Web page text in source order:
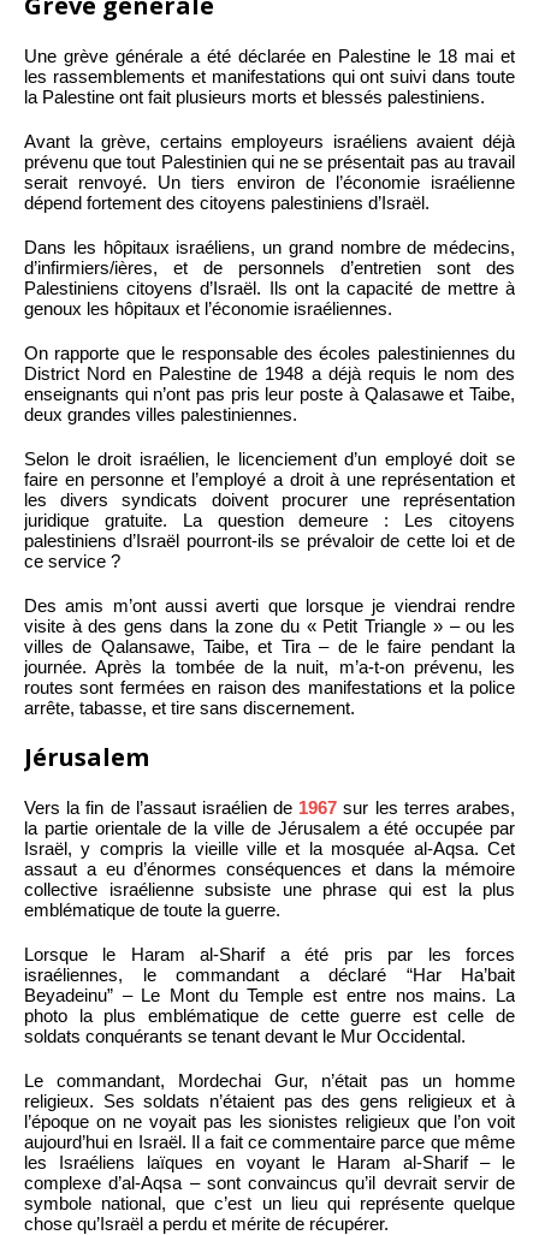
Une grève générale a été déclarée en Palestine le 18 mai et
les rassemblements et manifestations qui ont suivi dans toute
la Palestine ont fait plusieurs morts et blessés palestiniens.
Avant la grève, certains employeurs israéliens avaient déjà
prévenu que tout Palestinien qui ne se présentait pas au travail
serait renvoyé. Un tiers environ de l’économie israélienne
dépend fortement des citoyens palestiniens d’Israël.
Dans les hôpitaux israéliens, un grand nombre de médecins,
d’infirmiers/ières, et de personnels d’entretien sont des
Palestiniens citoyens d’Israël. Ils ont la capacité de mettre à
genoux les hôpitaux et l’économie israéliennes.
On rapporte que le responsable des écoles palestiniennes du
District Nord en Palestine de 1948 a déjà requis le nom des
enseignants qui n’ont pas pris leur poste à Qalasawe et Taibe,
deux grandes villes palestiniennes.
Selon le droit israélien, le licenciement d’un employé doit se
faire en personne et l’employé a droit à une représentation et
les divers syndicats doivent procurer une représentation
juridique gratuite. La question demeure : Les citoyens
palestiniens d’Israël pourront-ils se prévaloir de cette loi et de
ce service ?
Des amis m’ont aussi averti que lorsque je viendrai rendre
visite à des gens dans la zone du « Petit Triangle » – ou les
villes de Qalansawe, Taibe, et Tira – de le faire pendant la
journée. Après la tombée de la nuit, m’a-t-on prévenu, les
routes sont fermées en raison des manifestations et la police
arrête, tabasse, et tire sans discernement.
Jérusalem
Vers la fin de l’assaut israélien de 1967 sur les terres arabes,
la partie orientale de la ville de Jérusalem a été occupée par
Israël, y compris la vieille ville et la mosquée al-Aqsa. Cet
assaut a eu d’énormes conséquences et dans la mémoire
collective israélienne subsiste une phrase qui est la plus
emblématique de toute la guerre.
Lorsque le Haram al-Sharif a été pris par les forces
israéliennes, le commandant a déclaré “Har Ha’bait
Beyadeinu” – Le Mont du Temple est entre nos mains. La
photo la plus emblématique de cette guerre est celle de
soldats conquérants se tenant devant le Mur Occidental.
Le commandant, Mordechai Gur, n’était pas un homme
religieux. Ses soldats n’étaient pas des gens religieux et à
l’époque on ne voyait pas les sionistes religieux que l’on voit
aujourd’hui en Israël. Il a fait ce commentaire parce que même
les Israéliens laïques en voyant le Haram al-Sharif – le
complexe d’al-Aqsa – sont convaincus qu’il devrait servir de
symbole national, que c’est un lieu qui représente quelque
chose qu’Israël a perdu et mérite de récupérer.